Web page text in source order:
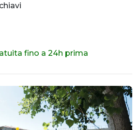
fino a 24h prima